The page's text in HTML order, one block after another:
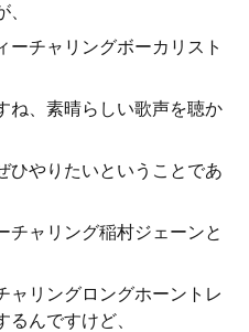
ーチャリングボーカリスト
ね、素晴らしい歌声を聴か
ひやりたいということであ
チャリング稲村ジェーンと
ャリングロングホーントレ
んですけど、